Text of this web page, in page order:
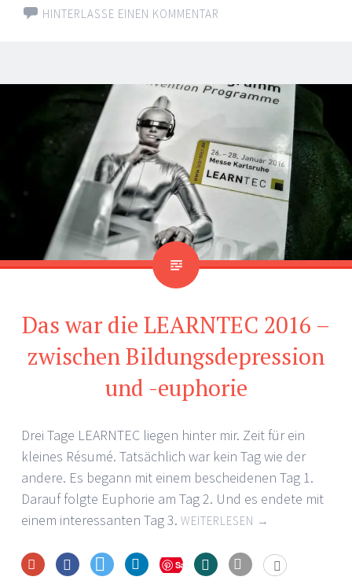
HINTERLASSE EINEN KOMMENTAR
Das war die LEARNTEC 2016 –
zwischen Bildungsdepression
und -euphorie
Drei Tage LEARNTEC liegen hinter mir. Zeit für ein
kleines Ré­su­mé. Tatsächlich war kein Tag wie der
andere. Es begann mit einem bescheidenen Tag 1.
Darauf folgte Euphorie am Tag 2. Und es endete mit
einem interessanten Tag 3. WEITERLESEN →
Save